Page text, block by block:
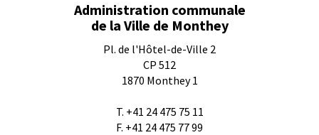
Administration communale
de la Ville de Monthey
Pl. de l'Hôtel-de-Ville 2
CP 512
1870 Monthey 1
T. +41 24 475 75 11
F. +41 24 475 77 99